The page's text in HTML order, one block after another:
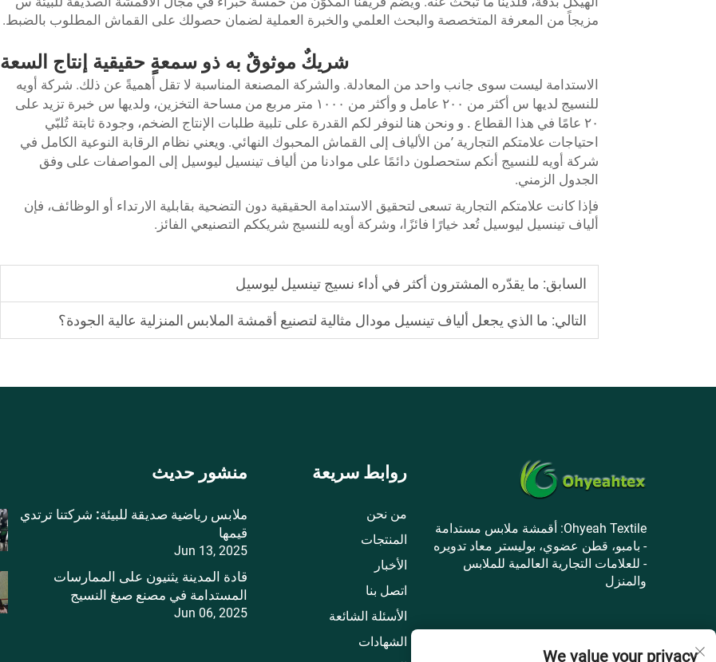
مزيجاً من المعرفة المتخصصة والبحث العلمي والخبرة العملية لضمان حصولك على القماش المطلوب بالضبط.
شريكٌ موثوقٌ به ذو سمعةٍ حقيقية إنتاج السعة
الاستدامة ليست سوى جانب واحد من المعادلة. والشركة المصنعة المناسبة لا تقل أهميةً عن ذلك. شركة أويه
للنسيج لديها س أكثر من ٢٠٠ عامل و وأكثر من ١٠٠٠ متر مربع من مساحة التخزين، ولديها س خبرة تزيد على
٢٠ عامًا في هذا القطاع
. و ونحن هنا لنوفر لكم القدرة على تلبية طلبات الإنتاج الضخم، وجودة ثابتة تُلبّي
احتياجات علامتكم التجارية ’من الألياف إلى القماش المحبوك النهائي. ويعني نظام الرقابة النوعية الكامل في
شركة أويه للنسيج أنكم ستحصلون دائمًا على موادنا من ألياف تينسيل ليوسيل إلى المواصفات على وفق
الجدول الزمني.
فإذا كانت علامتكم التجارية تسعى لتحقيق الاستدامة الحقيقية دون التضحية بقابلية الارتداء أو الوظائف، فإن
ألياف تينسيل ليوسيل تُعد خيارًا فائزًا، وشركة أويه للنسيج شريككم التصنيعي الفائز.
السابق: ما يقدّره المشترون أكثر في أداء نسيج تينسيل ليوسيل
التالي: ما الذي يجعل ألياف تينسيل مودال مثالية لتصنيع أقمشة الملابس المنزلية عالية الجودة؟
Ohyeah Textile: أقمشة ملابس مستدامة
- بامبو، قطن عضوي، بوليستر معاد تدويره
- للعلامات التجارية العالمية للملابس
والمنزل
روابط سريعة
من نحن
المنتجات
الأخبار
اتصل بنا
الأسئلة الشائعة
الشهادات
منشور حديث
ملابس رياضية صديقة للبيئة: شركتنا ترتدي
قيمها
Jun 13, 2025
قادة المدينة يثنيون على الممارسات
المستدامة في مصنع صبغ النسيج
Jun 06, 2025
We value your privacy